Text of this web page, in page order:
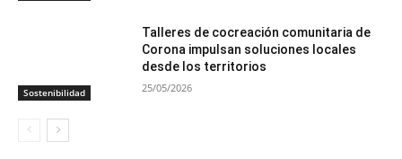
Sostenibilidad
Talleres de cocreación comunitaria de
Corona impulsan soluciones locales
desde los territorios
25/05/2026